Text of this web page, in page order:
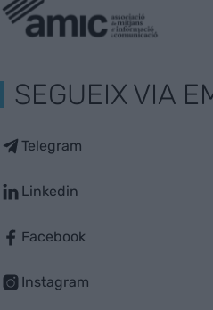
SEGUEIX VIA
Telegram
Linkedin
Facebook
Instagram